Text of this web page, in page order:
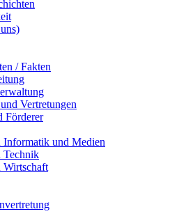
/ Fakten
Vertretungen
Förderer
Informatik und Medien
Technik
Wirtschaft